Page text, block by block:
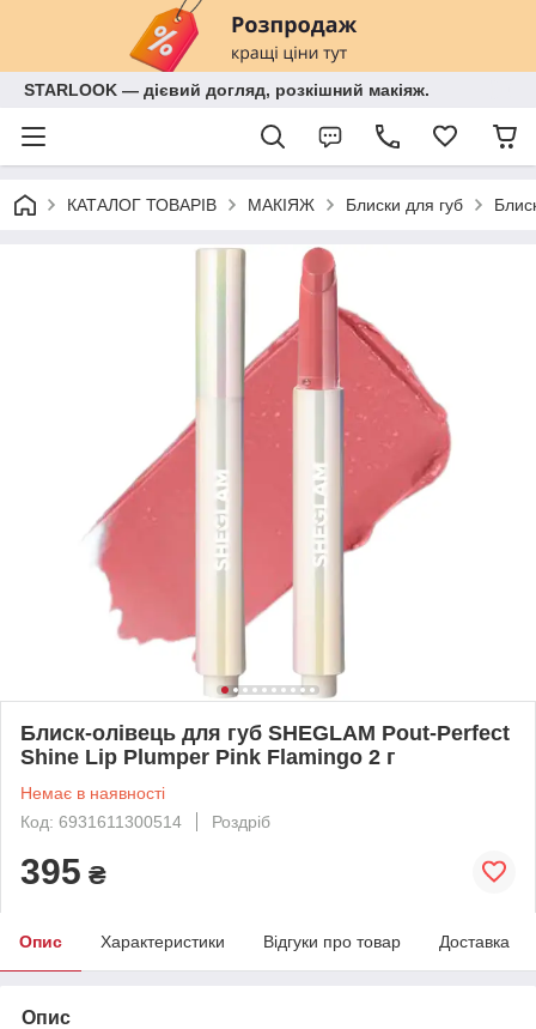
STARLOOK — дієвий догляд, розкішний макіяж.
КАТАЛОГ ТОВАРІВ МАКІЯЖ Блиски для губ
Блиск-олівець для губ SHEGLAM Pout-Perfect
Shine Lip Plumper Pink Flamingo 2 г
Немає в наявності
Код: 6931611300514
Роздріб
395 ₴
Опис Характеристики Відгуки про товар Доставка
Опис